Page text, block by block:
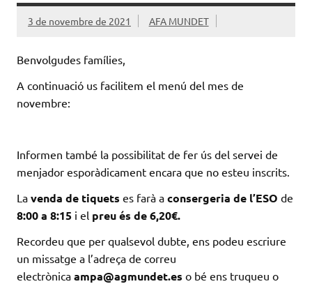
3 de novembre de 2021 AFA MUNDET
Benvolgudes famílies,
A continuació us facilitem el menú del mes de
novembre:
Informen també la possibilitat de fer ús del servei de
menjador esporàdicament encara que no esteu inscrits.
La venda de tiquets es farà a consergeria de l’ESO de
8:00 a 8:15 i el preu és de 6,20€.
Recordeu que per qualsevol dubte, ens podeu escriure
un missatge a l’adreça de correu
electrònica ampa@agmundet.es o bé ens truqueu o